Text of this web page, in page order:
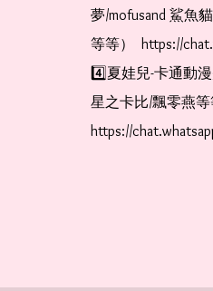
夢/mofusand 鯊魚
等等）  https://
4️⃣夏娃兒-卡通動
星之卡比/飄零燕等
https://